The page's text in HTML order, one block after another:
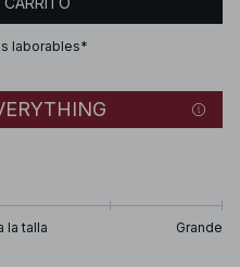
laborables*
la talla Grande